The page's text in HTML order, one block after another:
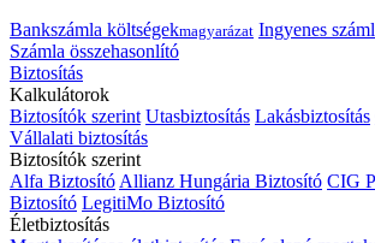
Bankszámla költségekmagyarázat Ingyenes
Számla összehasonlító
Biztosítás
Kalkulátorok
Biztosítók szerint Utasbiztosítás Lakásbiztosítás
Vállalati biztosítás
Biztosítók szerint
Alfa Biztosító Allianz Hungária Biztosító CIG
Biztosító LegitiMo Biztosító
Életbiztosítás